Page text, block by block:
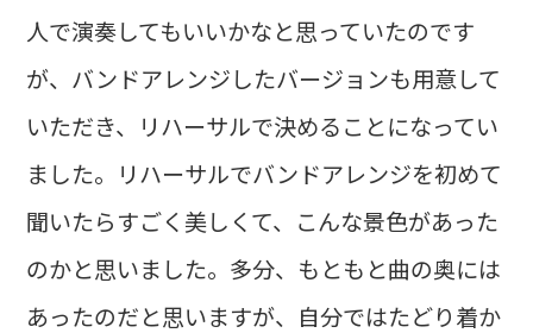
人で演奏してもいいかなと思っていたのです
が、バンドアレンジしたバージョンも用意して
いただき、リハーサルで決めることになってい
ました。リハーサルでバンドアレンジを初めて
聞いたらすごく美しくて、こんな景色があった
のかと思いました。多分、もともと曲の奥には
あったのだと思いますが、自分ではたどり着か